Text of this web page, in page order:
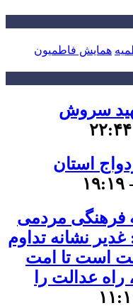
همایش فاطمیون
سروش
استان
فرهنگی مردمی
نشانه تداوم
است تا امت
راه عدالت را